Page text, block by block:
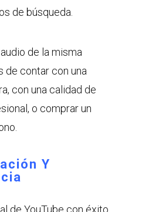
de búsqueda.
de la misma
de contar con una
con una calidad de
o comprar un
Y
de YouTube con éxito